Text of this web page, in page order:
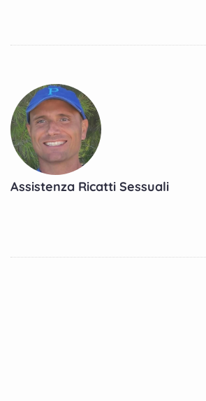
Assistenza Ricatti Sessuali